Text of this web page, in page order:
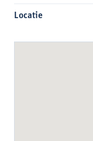
Locatie